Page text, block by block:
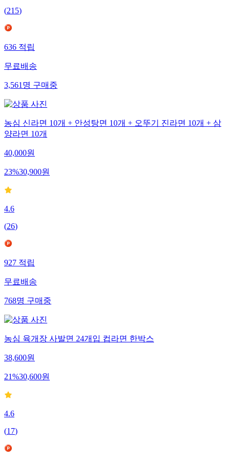
(215)
636적립
무료배송
3,561명구매중
농심 신라면 10개 + 안성탕면 10개 + 오뚜기 진라면 10개 + 삼
양라면 10개
40,000원
23%30,900원
4.6
(26)
927적립
무료배송
768명구매중
농심 육개장 사발면 24개입 컵라면 한박스
38,600원
21%30,600원
4.6
(17)